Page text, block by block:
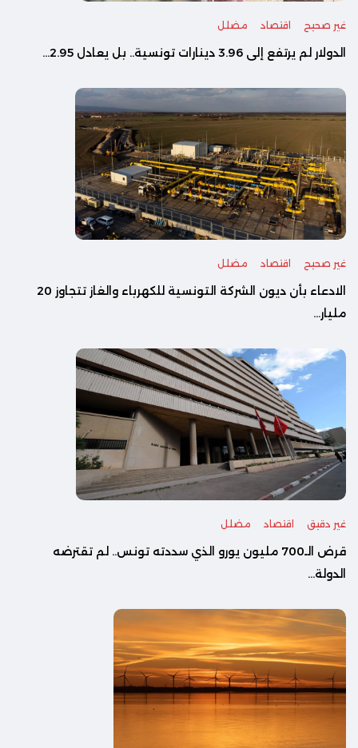
غير صحيح اقتصاد مضلل
الدولار لم يرتفع إلى 3.96 دينارات تونسية.. بل يعادل 2.95...
غير صحيح اقتصاد مضلل
الادعاء بأن ديون الشركة التونسية للكهرباء والغاز تتجاوز 20
مليار...
غير دقيق اقتصاد مضلل
قرض الـ700 مليون يورو الذي سددته تونس.. لم تقترضه
الدولة...